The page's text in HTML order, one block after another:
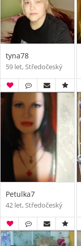
tyna78
59 let, Středočeský
Petulka7
42 let, Středočeský